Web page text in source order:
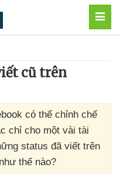
cũ trên
có thể chỉnh chế
chỉ cho một vài tài
status đã viết trên
thế nào?